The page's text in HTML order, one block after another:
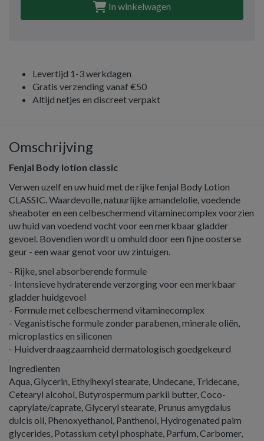
In winkelwagen
Levertijd 1-3 werkdagen
Gratis verzending vanaf €50
Altijd netjes en discreet verpakt
Omschrijving
Fenjal Body lotion classic
Verwen uzelf en uw huid met de rijke fenjal Body Lotion
CLASSIC. Waardevolle, natuurlijke amandelolie, voedende
sheaboter en een celbeschermend vitaminecomplex voorzien
uw huid van voedend vocht voor een merkbaar gladder
gevoel. Bovendien wordt u omhuld door een fijne oosterse
geur - een waar genot voor uw zintuigen.
- Rijke, snel absorberende formule
- Intensieve hydraterende verzorging voor een merkbaar
gladder huidgevoel
- Formule met celbeschermend vitaminecomplex
- Veganistische formule zonder parabenen, minerale oliën,
microplastics en siliconen
- Huidverdraagzaamheid dermatologisch goedgekeurd
Ingredienten
Aqua, Glycerin, Ethylhexyl stearate, Undecane, Tridecane,
Cetearyl alcohol, Butyrospermum parkii butter, Coco-
caprylate/caprate, Glyceryl stearate, Prunus amygdalus
dulcis oil, Phenoxyethanol, Panthenol, Hydrogenated palm
glycerides, Potassium cetyl phosphate, Parfum, Carbomer,